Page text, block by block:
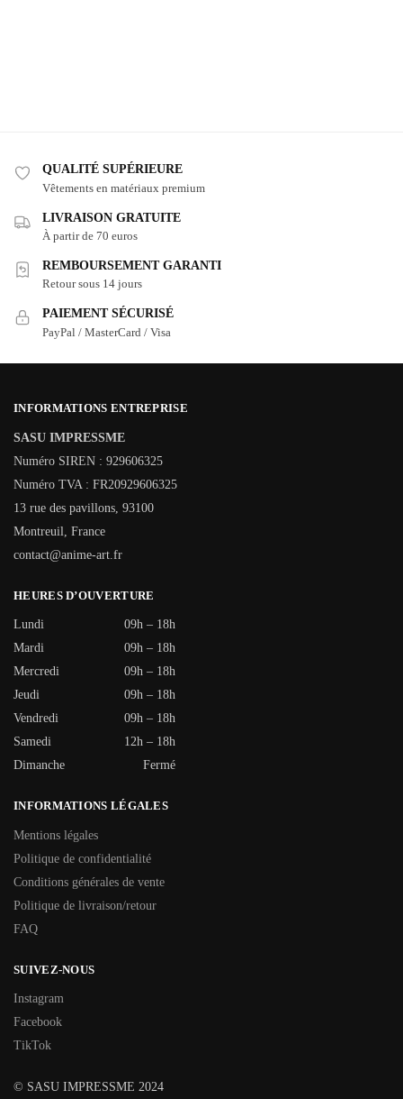
QUALITÉ SUPÉRIEURE
Vêtements en matériaux premium
LIVRAISON GRATUITE
À partir de 70 euros
REMBOURSEMENT GARANTI
Retour sous 14 jours
PAIEMENT SÉCURISÉ
PayPal / MasterCard / Visa
INFORMATIONS ENTREPRISE
SASU IMPRESSME
Numéro SIREN : 929606325
Numéro TVA : FR20929606325
13 rue des pavillons, 93100
Montreuil, France
contact@anime-art.fr
HEURES D’OUVERTURE
Lundi
09h – 18h
Mardi
09h – 18h
Mercredi
09h – 18h
Jeudi
09h – 18h
Vendredi
09h – 18h
Samedi
12h – 18h
Dimanche
Fermé
INFORMATIONS LÉGALES
Mentions légales
Politique de confidentialité
Conditions générales de vente
Politique de livraison/retour
FAQ
SUIVEZ-NOUS
Instagram
Facebook
TikTok
© SASU IMPRESSME 2024